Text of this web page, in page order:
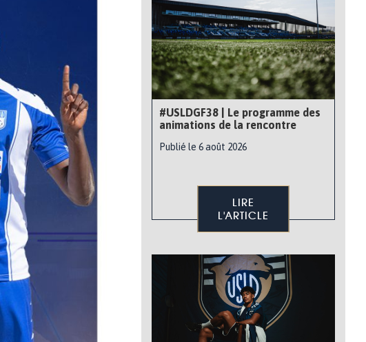
#USLDGF38 | Le programme des
animations de la rencontre
Publié le 6 août 2026
LIRE
L'ARTICLE